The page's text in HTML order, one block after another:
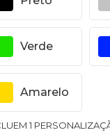
Verde
Amarelo
1